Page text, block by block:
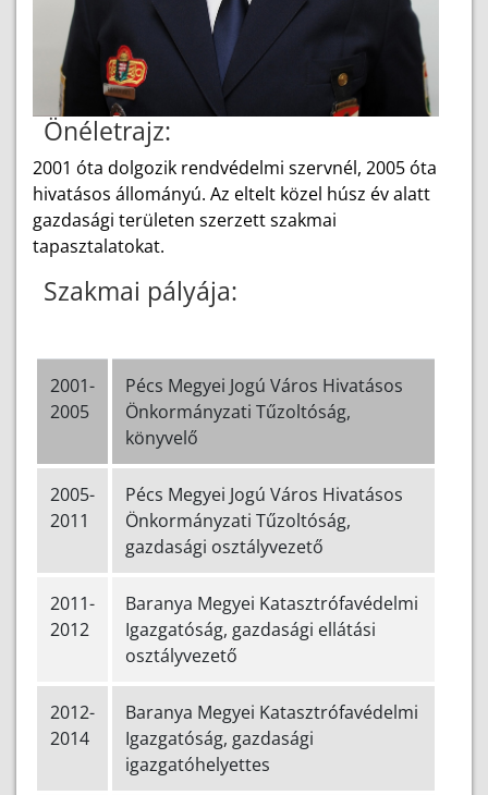
Önéletrajz:
2001 óta dolgozik rendvédelmi szervnél, 2005 óta
hivatásos állományú. Az eltelt közel húsz év alatt
gazdasági területen szerzett szakmai
tapasztalatokat.
Szakmai pályája:
2001-
2005
Pécs Megyei Jogú Város Hivatásos
Önkormányzati Tűzoltóság,
könyvelő
2005-
2011
Pécs Megyei Jogú Város Hivatásos
Önkormányzati Tűzoltóság,
gazdasági osztályvezető
2011-
2012
Baranya Megyei Katasztrófavédelmi
Igazgatóság, gazdasági ellátási
osztályvezető
2012-
2014
Baranya Megyei Katasztrófavédelmi
Igazgatóság, gazdasági
igazgatóhelyettes